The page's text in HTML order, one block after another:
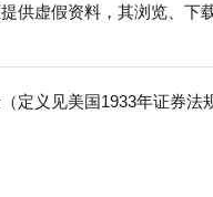
供虚假资料，其浏览、
定义见美国1933年证券
指数